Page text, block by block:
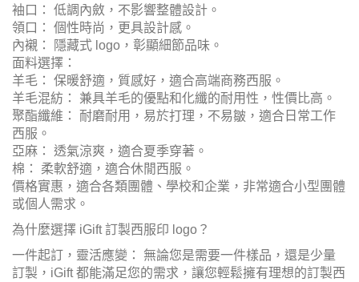
袖口： 低調內斂，不影響整體設計。
領口： 個性時尚，更具設計感。
內襯： 隱藏式 logo，彰顯細節品味。
面料選擇：
羊毛： 保暖舒適，質感好，適合高端商務西服。
羊毛混紡： 兼具羊毛的優點和化纖的耐用性，性價比高。
聚酯纖維： 耐磨耐用，易於打理，不易皺，適合日常工作
西服。
亞麻： 透氣涼爽，適合夏季穿著。
棉： 柔軟舒適，適合休閒西服。
價格實惠，適合各類團體、學校和企業，非常適合小型團體
或個人需求。
為什麼選擇 iGift 訂製西服印 logo？
一件起訂，靈活應變： 無論您是需要一件樣品，還是少量
訂製，iGift 都能滿足您的需求，讓您輕鬆擁有理想的訂製西